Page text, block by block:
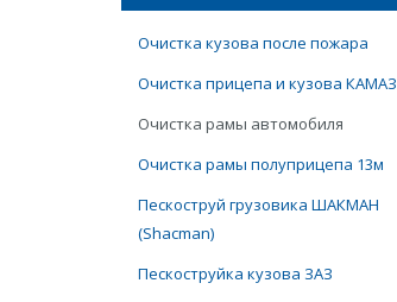
Очистка кузова после пожара
Очистка прицепа и кузова КАМАЗ
Очистка рамы автомобиля
Очистка рамы полуприцепа 13м
Пескоструй грузовика ШАКМАН
(Shacman)
Пескоструйка кузова ЗАЗ